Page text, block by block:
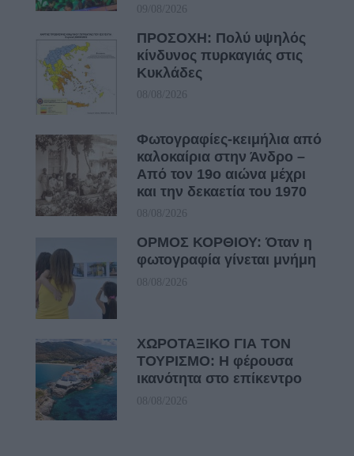
09/08/2026
ΠΡΟΣΟΧΗ: Πολύ υψηλός
κίνδυνος πυρκαγιάς στις
Κυκλάδες
08/08/2026
Φωτογραφίες-κειμήλια από
καλοκαίρια στην Άνδρο –
Από τον 19ο αιώνα μέχρι
και την δεκαετία του 1970
08/08/2026
ΟΡΜΟΣ ΚΟΡΘΙΟΥ: Όταν η
φωτογραφία γίνεται μνήμη
08/08/2026
ΧΩΡΟΤΑΞΙΚΟ ΓΙΑ ΤΟΝ
ΤΟΥΡΙΣΜΟ: Η φέρουσα
ικανότητα στο επίκεντρο
08/08/2026